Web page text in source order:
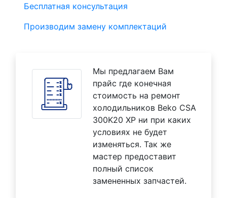
Бесплатная консультация
Производим замену комплектаций
Мы предлагаем Вам
прайс где конечная
стоимость на ремонт
холодильников Beko CSA
300K20 XP ни при каких
условиях не будет
изменяться. Так же
мастер предоставит
полный список
замененных запчастей.